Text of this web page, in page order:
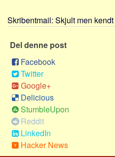
Italien
Grækenland
USA
Alle
Nøgleord
Bolig
Job
Virksomhed
Skribentmail: Skjult men
Del denne post
Facebook
Twitter
Google+
Delicious
StumbleUpon
Reddit
LinkedIn
Hacker News